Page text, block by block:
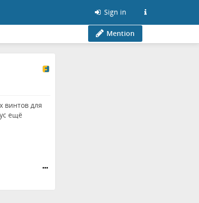
Sign in
Mention
винтов для
ещё